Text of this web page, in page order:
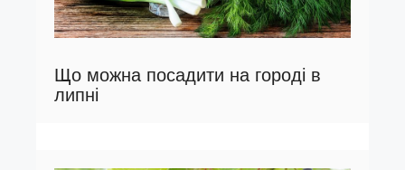
Що можна посадити на городі в
липні